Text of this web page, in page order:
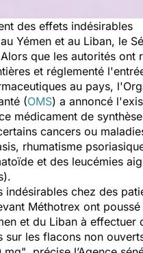
des effets indésirables
Yémen et au Liban, le
que les autorités ont
et réglementé
au pays,
(OMS) a annoncé
médicament de
cancers ou
, rhumatisme
et des leucémies
indésirables chez des
Méthotrex ont
et du Liban à effectuer
sur les flacons non